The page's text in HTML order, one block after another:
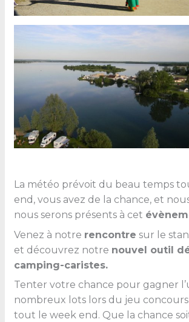
La météo prévoit du beau temps
end, vous avez de la chance, et
nous serons présents à cet
Venez à notre rencontre sur le
et découvrez notre nouvel outil
camping-caristes.
Tenter votre chance pour gagner
nombreux lots lors du jeu
tout le week end. Que la chance